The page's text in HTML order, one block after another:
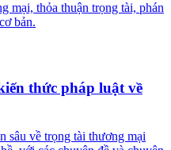
mại, thỏa thuận trọng tài, phán
bản.
thức pháp luật về
sâu về trọng tài thương mại